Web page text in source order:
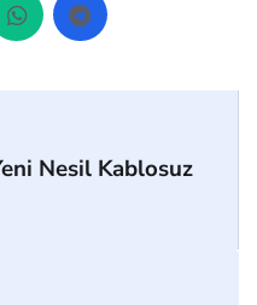
Nesil Kablosuz